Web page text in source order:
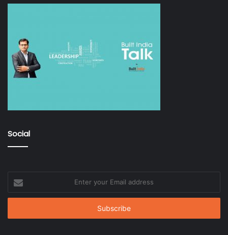
Social
your
Email